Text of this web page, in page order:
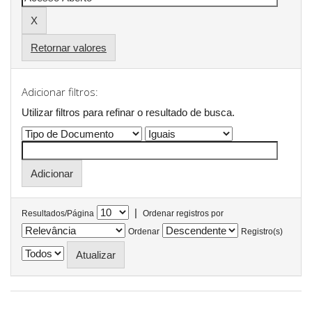
Retornar valores
Adicionar filtros:
Utilizar filtros para refinar o resultado de busca.
Resultados/Página |
Ordenar registros por
Ordenar
Registro(s)